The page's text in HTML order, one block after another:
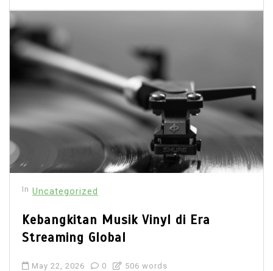
In Uncategorized
Kebangkitan Musik Vinyl di Era
Streaming Global
May 22, 2026 0 506 words